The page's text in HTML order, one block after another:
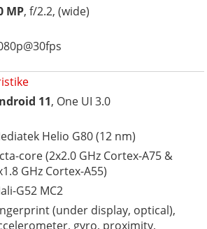
MP, f/2.2, (wide)
11, One UI 3.0
Helio G80 (12 nm)
core (2x2.0 GHz Cortex-A75 &
GHz Cortex-A55)
G52 MC2
(under display, optical),
gyro, proximity,